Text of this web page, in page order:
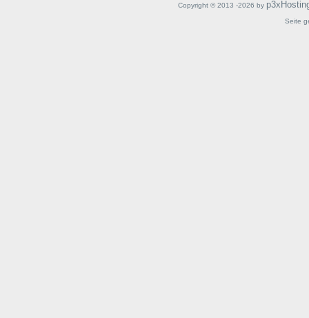
Copyright © 2013 -2026 by
Seite